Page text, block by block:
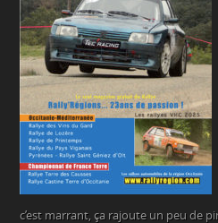
c’est marrant, ça rajoute un peu de